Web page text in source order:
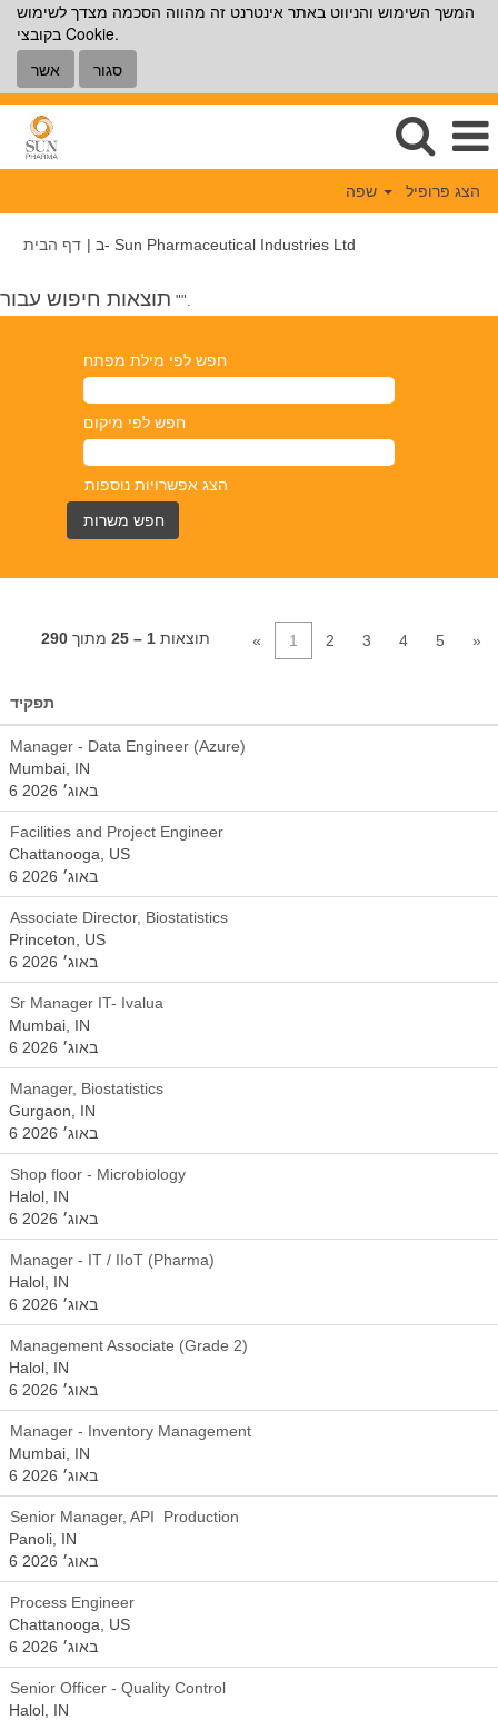
המשך השימוש והניווט באתר אינטרנט זה מהווה הסכמה מצדך לשימוש
בקובצי Cookie.
אשר
סגור
הצג פרופיל
דף הבית | ב- Sun Pharmaceutical Industries Ltd
תוצאות חיפוש עבור "".
חפש לפי מילת מפתח
חפש לפי מיקום
הצג אפשרויות נוספות
תוצאות 1 – 25 מתוך 290 « 1 2 3 4 5 »
תפקיד
Manager - Data Engineer (Azure)
Mumbai, IN
6 באוג׳ 2026
Facilities and Project Engineer
Chattanooga, US
6 באוג׳ 2026
Associate Director, Biostatistics
Princeton, US
6 באוג׳ 2026
Sr Manager IT- Ivalua
Mumbai, IN
6 באוג׳ 2026
Manager, Biostatistics
Gurgaon, IN
6 באוג׳ 2026
Shop floor - Microbiology
Halol, IN
6 באוג׳ 2026
Manager - IT / IIoT (Pharma)
Halol, IN
6 באוג׳ 2026
Management Associate (Grade 2)
Halol, IN
6 באוג׳ 2026
Manager - Inventory Management
Mumbai, IN
6 באוג׳ 2026
Senior Manager, API Production
Panoli, IN
6 באוג׳ 2026
Process Engineer
Chattanooga, US
6 באוג׳ 2026
Senior Officer - Quality Control
Halol, IN